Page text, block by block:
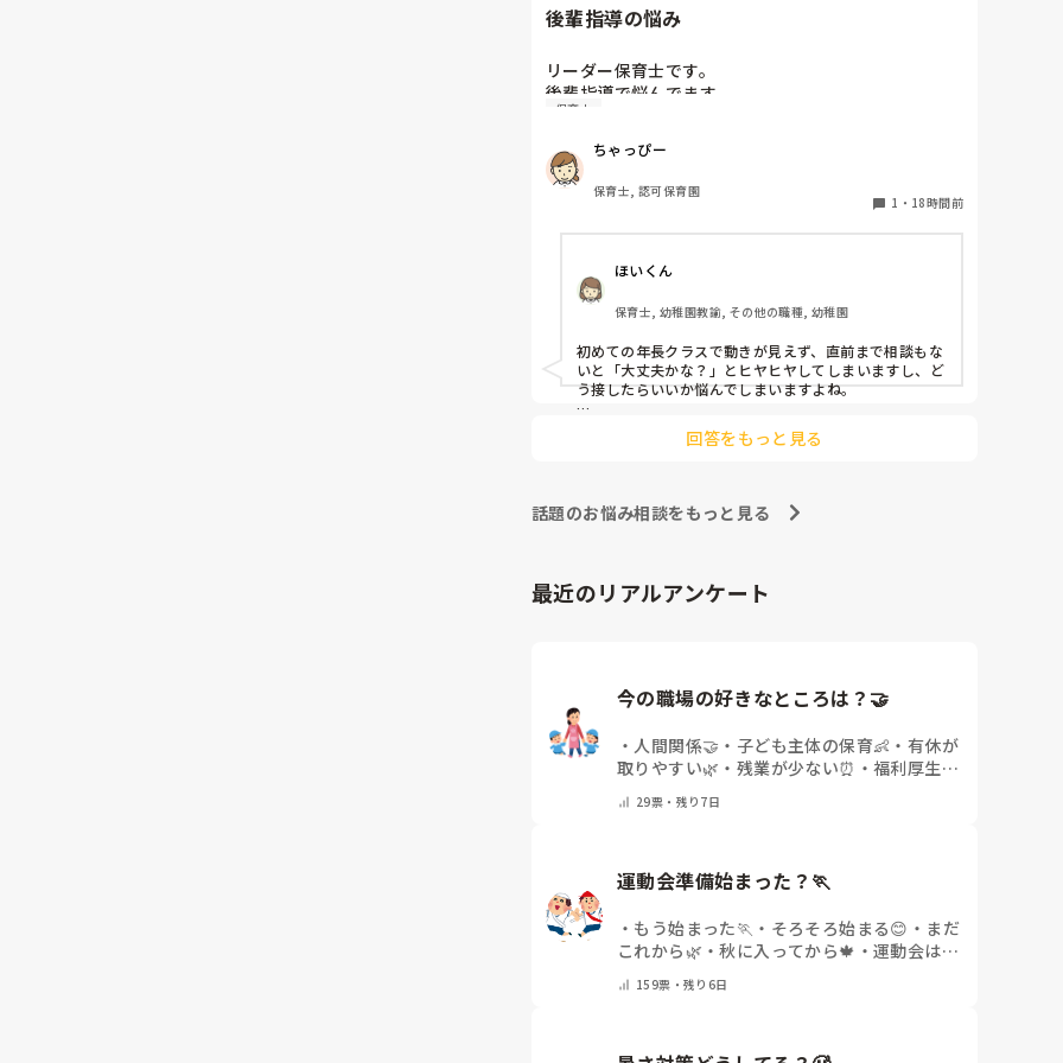
後輩指導の悩み
リーダー保育士です。
後輩指導で悩んでます。
初めて年長を持つ後輩がいますが
聞かないで様子見てると直前になるまで何もアクショ
ンがなかったり
他の職員に聞いてる様子もなくて
もう何考えてるんだかさっぱりです。
よほど自分に聞きづらいのか、聞く必要性さえ感じな
いのか、もうよくわからないです。
対応にも悩みます。
保育士
ちゃっぴー
保育士, 認可保育園
1 ・ 18時間前
ほいくん
保育士, 幼稚園教諭, その他の職種, 幼稚園
初めての年長クラスで動きが見えず、直前まで相談もな
いと「大丈夫かな？」とヒヤヒヤしてしまいますし、ど
う接したらいいか悩んでしまいますよね。
後輩側は「何が分からないかも分からない状態」だった
り、「こんなこと聞いたら迷惑かな」と抱え込んでいる
待つスタイルから一歩踏み出して、リーダー側から「〇
〇の件、どこまで進んだ？」「困ってることない？」と
「毎日夕方に5分だけ進捗確認の時間を取る」などルー
回答をもっと見る
話題のお悩み相談をもっと見る
最近のリアルアンケート
・ 人間関係🤝 ・ 子ども主体の保育👶 ・ 有休が
取りやすい🌿 ・ 残業が少ない⏰ ・ 福利厚生・
29票・ 残り7日
運動会準備始まった？🏃
・ もう始まった🏃 ・ そろそろ始まる😊 ・ まだ
これから🌿 ・秋に入ってから🍁 ・ 運動会はな
ください)
159票・残り6日